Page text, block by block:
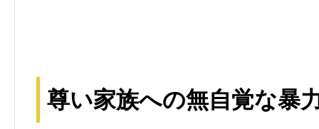
尊い家族への無自覚な暴